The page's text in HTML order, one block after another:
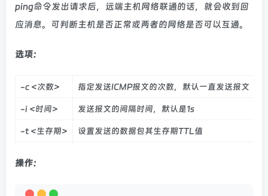
ping命令发出请求后，远端主机网络联通的话，就会收到回
应消息。可判断主机是否正常或两者的网络是否可以互通。
选项：
-c <次数> 指定发送ICMP报文的次数，默认一直发送报文
-i <时间> 发送报文的间隔时间，默认是1s
-t <生存期> 设置发送的数据包其生存期TTL值
操作：